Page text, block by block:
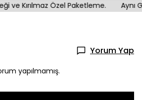
Kırılmaz Özel Paketleme. Aynı
Yorum Yap
yapılmamış.